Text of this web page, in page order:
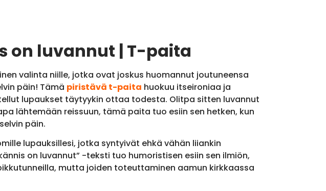
on luvannut | T-paita
valinta niille, jotka ovat joskus huomannut joutuneensa
päin! Tämä piristävä t-paita huokuu itseironiaa ja
lupaukset täytyykin ottaa todesta. Olitpa sitten luvannut
lähtemään reissuun, tämä paita tuo esiin sen hetken, kun
päin.
lupauksillesi, jotka syntyivät ehkä vähän liiankin
on luvannut” -teksti tuo humoristisen esiin sen ilmiön,
mutta joiden toteuttaminen aamun kirkkaassa